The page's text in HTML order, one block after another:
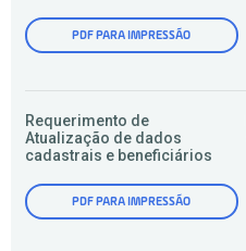
PDF PARA IMPRESSÃO
Requerimento de
Atualização de dados
cadastrais e beneficiários
PDF PARA IMPRESSÃO